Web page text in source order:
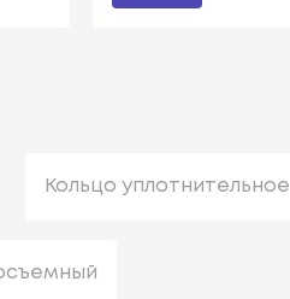
Кольцо уплотнительное